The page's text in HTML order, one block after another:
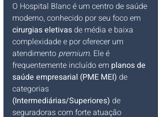
O Hospital Blanc é um centro de saúde
moderno, conhecido por seu foco em
cirurgias eletivas de média e baixa
complexidade e por oferecer um
atendimento premium. Ele é
frequentemente incluído em planos de
saúde empresarial (PME MEI) de
categorias
(Intermediárias/Superiores) de
seguradoras com forte atuação